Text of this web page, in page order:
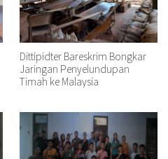
Dittipidter Bareskrim Bongkar
Jaringan Penyelundupan
Timah ke Malaysia